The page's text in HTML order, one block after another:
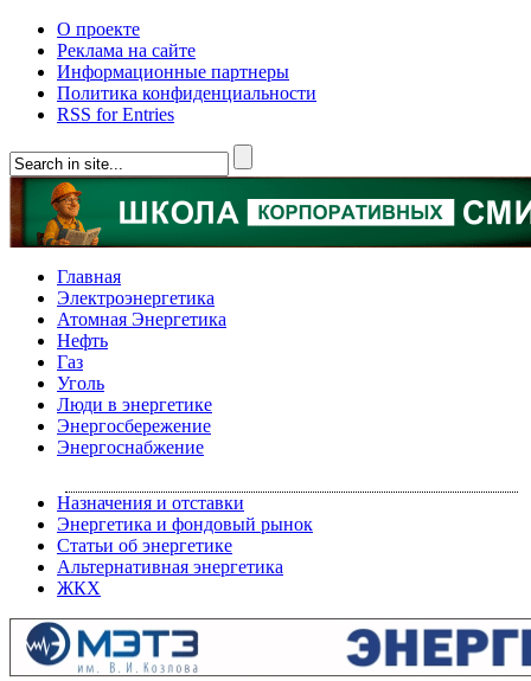
О проекте
Реклама на сайте
Информационные партнеры
Политика конфиденциальности
RSS for Entries
Главная
Электроэнергетика
Атомная Энергетика
Нефть
Газ
Уголь
Люди в энергетике
Энергосбережение
Энергоснабжение
Назначения и отставки
Энергетика и фондовый рынок
Статьи об энергетике
Альтернативная энергетика
ЖКХ